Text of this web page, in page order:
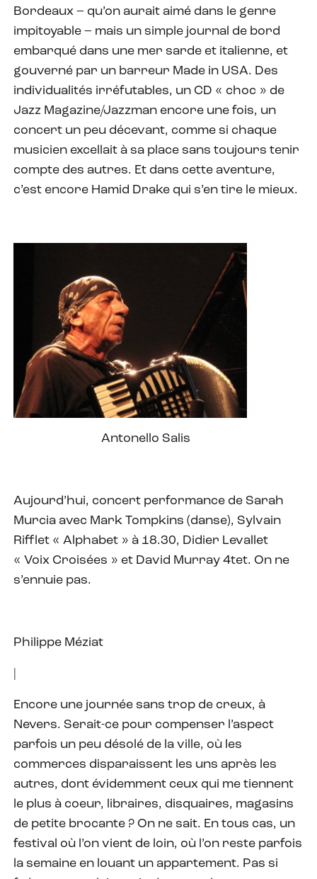
Bordeaux – qu’on aurait aimé dans le genre
impitoyable – mais un simple journal de bord
embarqué dans une mer sarde et italienne, et
gouverné par un barreur Made in USA. Des
individualités irréfutables, un CD « choc » de
Jazz Magazine/Jazzman encore une fois, un
concert un peu décevant, comme si chaque
musicien excellait à sa place sans toujours tenir
compte des autres. Et dans cette aventure,
c’est encore Hamid Drake qui s’en tire le mieux.
Antonello Salis
Aujourd’hui, concert performance de Sarah
Murcia avec Mark Tompkins (danse), Sylvain
Rifflet « Alphabet » à 18.30, Didier Levallet
« Voix Croisées » et David Murray 4tet. On ne
s’ennuie pas.
Philippe Méziat
Encore une journée sans trop de creux, à
Nevers. Serait-ce pour compenser l’aspect
parfois un peu désolé de la ville, où les
commerces disparaissent les uns après les
autres, dont évidemment ceux qui me tiennent
le plus à coeur, libraires, disquaires, magasins
de petite brocante ? On ne sait. En tous cas, un
festival où l’on vient de loin, où l’on reste parfois
la semaine en louant un appartement. Pas si